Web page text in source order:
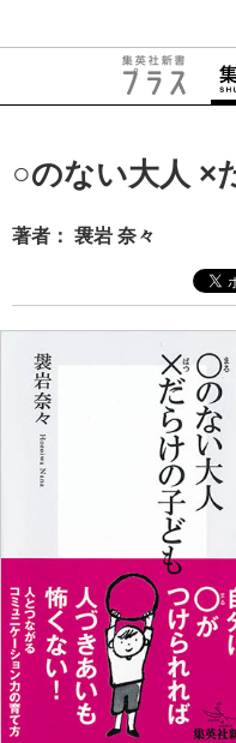
○のない大人 ×
著者： 袰岩 奈々